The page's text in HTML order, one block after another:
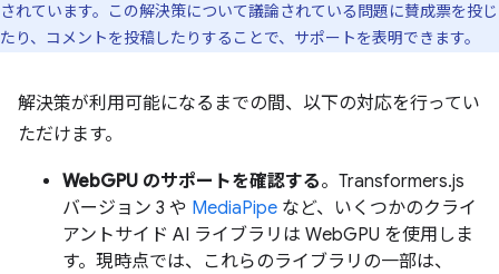
されています。この解決策について議論されている問題に賛成票を投じ
たり、コメントを投稿したりすることで、サポートを表明できます。
解決策が利用可能になるまでの間、以下の対応を行ってい
ただけます。
WebGPU のサポートを確認する。Transformers.js
バージョン 3 や MediaPipe など、いくつかのクライ
アントサイド AI ライブラリは WebGPU を使用しま
す。現時点では、これらのライブラリの一部は、